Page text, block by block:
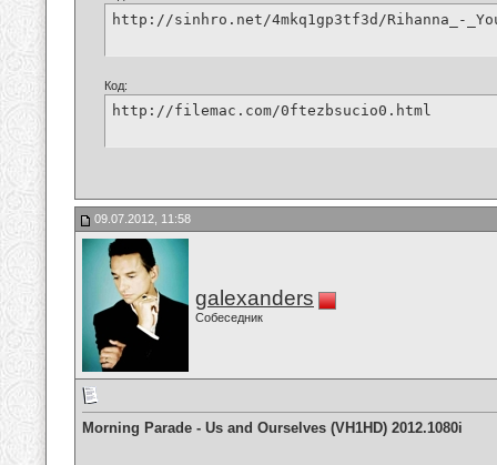
http://sinhro.net/4mkq1gp3tf3d/Rihanna_-
Код:
http://filemac.com/0ftezbsucio0.html
09.07.2012, 11:58
galexanders
Собеседник
Morning Parade - Us and Ourselves (VH1HD) 2012.1080i